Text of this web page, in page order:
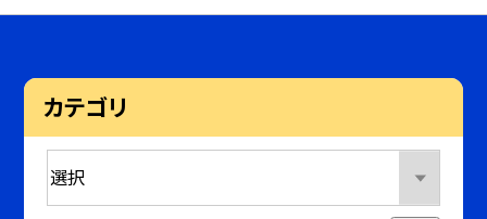
カテゴリ